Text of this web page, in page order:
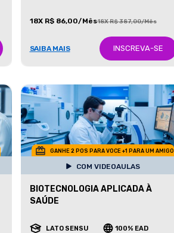
18X R$ 86,00/Mês18X R$ 387,00/Mês
SAIBA MAIS INSCREVA-SE
GANHE 2 POS PARA VOCE +1 PARA UM AMIGO
COM VIDEOAULAS
BIOTECNOLOGIA APLICADA À
SAÚDE
LATO SENSU 100% EAD